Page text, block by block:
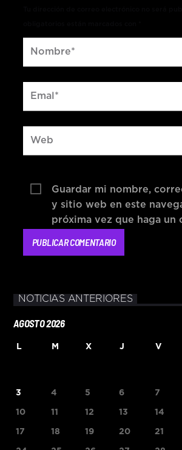
Guardar mi nombre,
y sitio web en este
próxima vez que haga un
NOTICIAS ANTERIORES
AGOSTO 2026
L M X J V
3 4 5 6 7
10 11 12 13 14
17 18 19 20 21